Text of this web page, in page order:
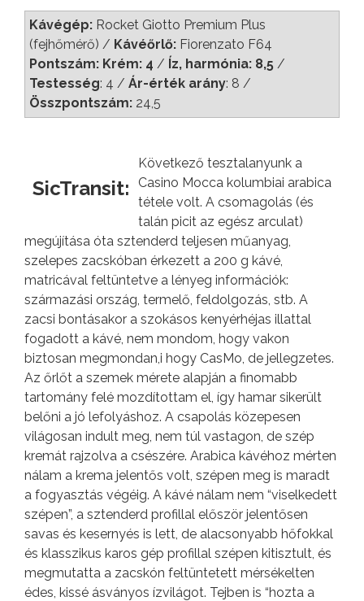
Kávégép: Rocket Giotto Premium Plus
(fejhőmérő) / Kávéőrlő: Fiorenzato F64
Pontszám: Krém: 4 / Íz, harmónia: 8,5 /
Testesség: 4 / Ár-érték arány: 8 /
Összpontszám: 24,5
SicTransit:
Következő tesztalanyunk a
Casino Mocca kolumbiai arabica
tétele volt. A csomagolás (és
talán picit az egész arculat)
megújítása óta sztenderd teljesen műanyag,
szelepes zacskóban érkezett a 200 g kávé,
matricával feltüntetve a lényeg információk:
származási ország, termelő, feldolgozás, stb. A
zacsi bontásakor a szokásos kenyérhéjas illattal
fogadott a kávé, nem mondom, hogy vakon
biztosan megmondan,i hogy CasMo, de jellegzetes.
Az őrlőt a szemek mérete alapján a finomabb
tartomány felé mozdítottam el, így hamar sikerült
belőni a jó lefolyáshoz. A csapolás közepesen
világosan indult meg, nem túl vastagon, de szép
kremát rajzolva a csészére. Arabica kávéhoz mérten
nálam a krema jelentős volt, szépen meg is maradt
a fogyasztás végéig. A kávé nálam nem “viselkedett
szépen”, a sztenderd profillal először jelentősen
savas és kesernyés is lett, de alacsonyabb hőfokkal
és klasszikus karos gép profillal szépen kitisztult, és
megmutatta a zacskón feltüntetett mérsékelten
édes, kissé ásványos ízvilágot. Tejben is “hozta a